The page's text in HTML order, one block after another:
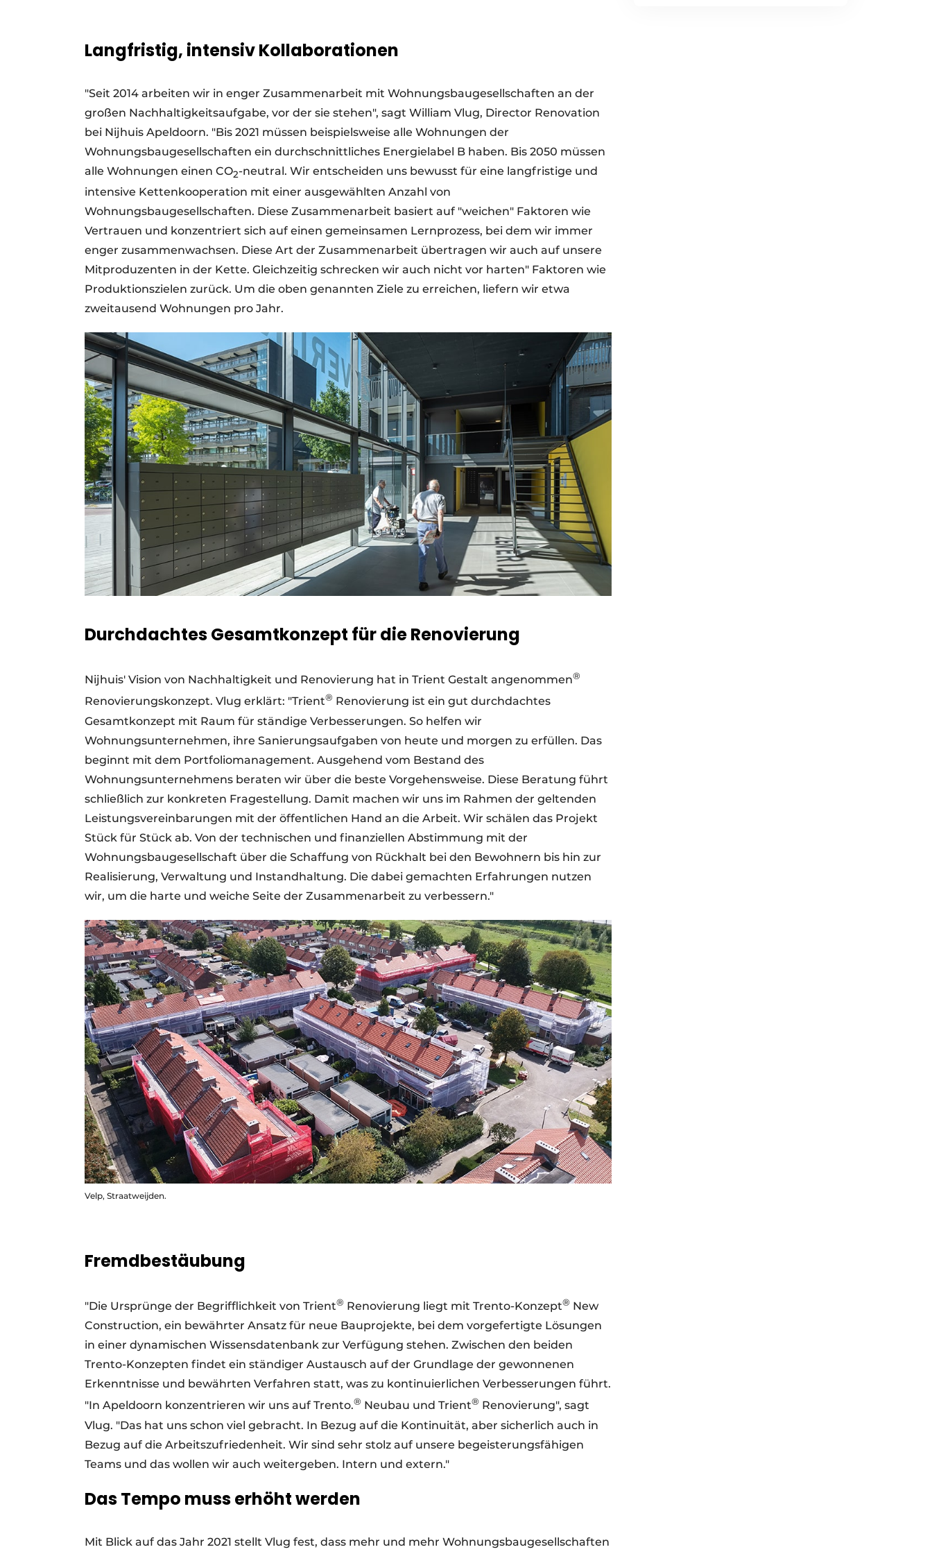
Langfristig, intensivKollaborationen
"Seit 2014 arbeiten wir in enger Zusammenarbeit mit Wohnungsbaugesellschaften an der
großen Nachhaltigkeitsaufgabe, vor der sie stehen", sagt William Vlug, Director Renovation
bei Nijhuis Apeldoorn. "Bis 2021 müssen beispielsweise alle Wohnungen der
Wohnungsbaugesellschaften ein durchschnittliches Energielabel B haben. Bis 2050 müssen
alle Wohnungen einen CO2-neutral. Wir entscheiden uns bewusst für eine langfristige und
intensive Kettenkooperation mit einer ausgewählten Anzahl von
Wohnungsbaugesellschaften. Diese Zusammenarbeit basiert auf "weichen" Faktoren wie
Vertrauen und konzentriert sich auf einen gemeinsamen Lernprozess, bei dem wir immer
enger zusammenwachsen. Diese Art der Zusammenarbeit übertragen wir auch auf unsere
Mitproduzenten in der Kette. Gleichzeitig schrecken wir auch nicht vor harten" Faktoren wie
Produktionszielen zurück. Um die oben genannten Ziele zu erreichen, liefern wir etwa
zweitausend Wohnungen pro Jahr.
Durchdachtes Gesamtkonzept für die Renovierung
Nijhuis' Vision von Nachhaltigkeit und Renovierung hat in Trient Gestalt angenommen®
Renovierungskonzept. Vlug erklärt: "Trient® Renovierung ist ein gut durchdachtes
Gesamtkonzept mit Raum für ständige Verbesserungen. So helfen wir
Wohnungsunternehmen, ihre Sanierungsaufgaben von heute und morgen zu erfüllen. Das
beginnt mit dem Portfoliomanagement. Ausgehend vom Bestand des
Wohnungsunternehmens beraten wir über die beste Vorgehensweise. Diese Beratung führt
schließlich zur konkreten Fragestellung. Damit machen wir uns im Rahmen der geltenden
Leistungsvereinbarungen mit der öffentlichen Hand an die Arbeit. Wir schälen das Projekt
Stück für Stück ab. Von der technischen und finanziellen Abstimmung mit der
Wohnungsbaugesellschaft über die Schaffung von Rückhalt bei den Bewohnern bis hin zur
Realisierung, Verwaltung und Instandhaltung. Die dabei gemachten Erfahrungen nutzen
wir, um die harte und weiche Seite der Zusammenarbeit zu verbessern."
Velp, Straatweijden.
Fremdbestäubung
"Die Ursprünge der Begrifflichkeit von Trient® Renovierung liegt mit Trento-Konzept® New
Construction, ein bewährter Ansatz für neue Bauprojekte, bei dem vorgefertigte Lösungen
in einer dynamischen Wissensdatenbank zur Verfügung stehen. Zwischen den beiden
Trento-Konzepten findet ein ständiger Austausch auf der Grundlage der gewonnenen
Erkenntnisse und bewährten Verfahren statt, was zu kontinuierlichen Verbesserungen führt.
"In Apeldoorn konzentrieren wir uns auf Trento.® Neubau und Trient® Renovierung", sagt
Vlug. "Das hat uns schon viel gebracht. In Bezug auf die Kontinuität, aber sicherlich auch in
Bezug auf die Arbeitszufriedenheit. Wir sind sehr stolz auf unsere begeisterungsfähigen
Teams und das wollen wir auch weitergeben. Intern und extern."
Das Tempo muss erhöht werden
Mit Blick auf das Jahr 2021 stellt Vlug fest, dass mehr und mehr Wohnungsbaugesellschaften